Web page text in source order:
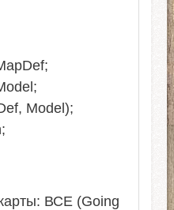
Model);
ВСЕ (Going